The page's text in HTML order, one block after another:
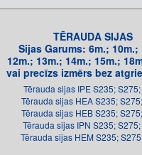
TĒRAUDA SIJAS
Sijas Garums: 6m.; 10m.;
12m.; 13m.; 14m.; 15m.;
vai precīzs izmērs bez
Tērauda sijas IPE S235;
Tērauda sijas HEA S235;
Tērauda sijas HEB S235;
Tērauda sijas IPN S235;
Tērauda sijas HEM S235;